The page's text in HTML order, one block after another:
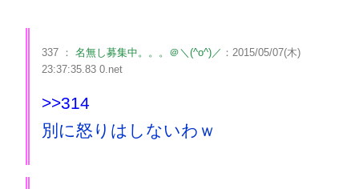
337 ： 名無し募集中。。。＠＼(^o^)／ ：2015/05/07(木)
23:37:35.83 0.net
>>314
別に怒りはしないわｗ